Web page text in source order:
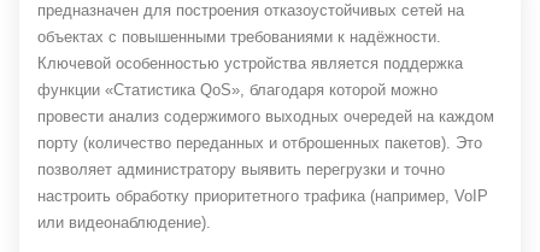
предназначен для построения отказоустойчивых сетей на
объектах с повышенными требованиями к надёжности.
Ключевой особенностью устройства является поддержка
функции «Статистика QoS», благодаря которой можно
провести анализ содержимого выходных очередей на каждом
порту (количество переданных и отброшенных пакетов). Это
позволяет администратору выявить перегрузки и точно
настроить обработку приоритетного трафика (например, VoIP
или видеонаблюдение).